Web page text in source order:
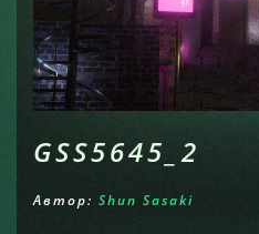
GSS5645_2
Автор: Shun Sasaki